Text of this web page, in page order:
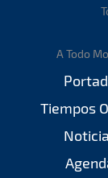
A Todo
Tiempos